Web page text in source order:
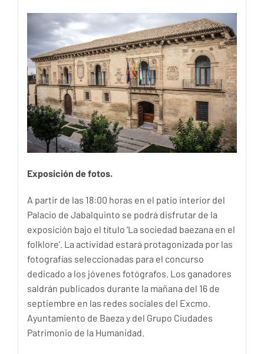
Exposición de fotos.
A partir de las 18:00 horas en el patio interior del
Palacio de Jabalquinto se podrá disfrutar de la
exposición bajo el título ‘La sociedad baezana en el
folklore’. La actividad estará protagonizada por las
fotografías seleccionadas para el concurso
dedicado a los jóvenes fotógrafos. Los ganadores
saldrán publicados durante la mañana del 16 de
septiembre en las redes sociales del Excmo.
Ayuntamiento de Baeza y del Grupo Ciudades
Patrimonio de la Humanidad.